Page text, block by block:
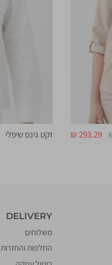
מחיר
293.29 ₪ זקט גינס שיפלי
DELIVERY
DELIVERY
משלוחים
החלפות והחזרות